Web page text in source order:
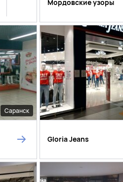
Мордовские узоры
Саранск
Gloria Jeans